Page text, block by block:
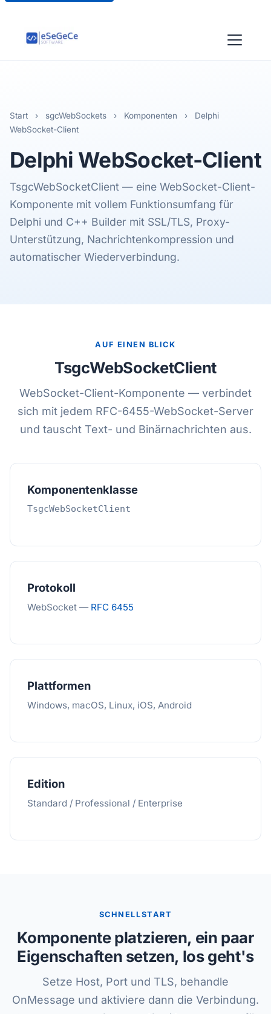
Start › sgcWebSockets › Komponenten ›
Delphi
WebSocket-Client
Delphi WebSocket-Client
TsgcWebSocketClient — eine WebSocket-Client-
Komponente mit vollem Funktionsumfang für
Delphi und C++ Builder mit SSL/TLS, Proxy-
Unterstützung, Nachrichtenkompression und
automatischer Wiederverbindung.
AUF EINEN BLICK
TsgcWebSocketClient
WebSocket-Client-Komponente — verbindet
sich mit jedem RFC-6455-WebSocket-Server
und tauscht Text- und Binärnachrichten aus.
Komponentenklasse
TsgcWebSocketClient
Protokoll
WebSocket — RFC 6455
Plattformen
Windows, macOS, Linux, iOS, Android
Edition
Standard / Professional / Enterprise
SCHNELLSTART
Komponente platzieren, ein paar
Eigenschaften setzen, los geht's
Setze Host, Port und TLS, behandle
OnMessage und aktiviere dann die Verbindung.